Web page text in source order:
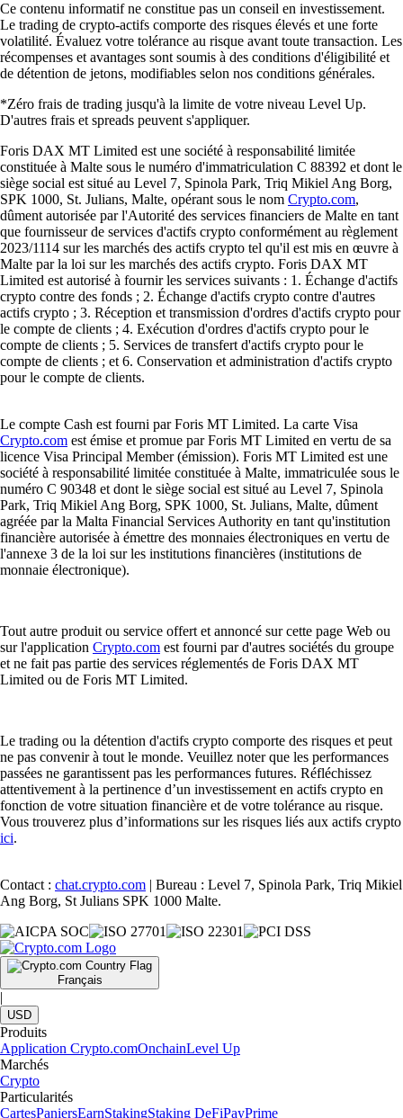
Ce contenu informatif ne constitue pas un conseil en investissement.
Le trading de crypto-actifs comporte des risques élevés et une forte
volatilité. Évaluez votre tolérance au risque avant toute transaction. Les
récompenses et avantages sont soumis à des conditions d'éligibilité et
de détention de jetons, modifiables selon nos conditions générales.
*Zéro frais de trading jusqu'à la limite de votre niveau Level Up.
D'autres frais et spreads peuvent s'appliquer.
Foris DAX MT Limited est une société à responsabilité limitée
constituée à Malte sous le numéro d'immatriculation C 88392 et dont le
siège social est situé au Level 7, Spinola Park, Triq Mikiel Ang Borg,
SPK 1000, St. Julians, Malte, opérant sous le nom Crypto.com,
dûment autorisée par l'Autorité des services financiers de Malte en tant
que fournisseur de services d'actifs crypto conformément au règlement
2023/1114 sur les marchés des actifs crypto tel qu'il est mis en œuvre à
Malte par la loi sur les marchés des actifs crypto. Foris DAX MT
Limited est autorisé à fournir les services suivants : 1. Échange d'actifs
crypto contre des fonds ; 2. Échange d'actifs crypto contre d'autres
actifs crypto ; 3. Réception et transmission d'ordres d'actifs crypto pour
le compte de clients ; 4. Exécution d'ordres d'actifs crypto pour le
compte de clients ; 5. Services de transfert d'actifs crypto pour le
compte de clients ; et 6. Conservation et administration d'actifs crypto
pour le compte de clients.
Le compte Cash est fourni par Foris MT Limited. La carte Visa
Crypto.com est émise et promue par Foris MT Limited en vertu de sa
licence Visa Principal Member (émission). Foris MT Limited est une
société à responsabilité limitée constituée à Malte, immatriculée sous le
numéro C 90348 et dont le siège social est situé au Level 7, Spinola
Park, Triq Mikiel Ang Borg, SPK 1000, St. Julians, Malte, dûment
agréée par la Malta Financial Services Authority en tant qu'institution
financière autorisée à émettre des monnaies électroniques en vertu de
l'annexe 3 de la loi sur les institutions financières (institutions de
monnaie électronique).
Tout autre produit ou service offert et annoncé sur cette page Web ou
sur l'application Crypto.com est fourni par d'autres sociétés du groupe
et ne fait pas partie des services réglementés de Foris DAX MT
Limited ou de Foris MT Limited.
Le trading ou la détention d'actifs crypto comporte des risques et peut
ne pas convenir à tout le monde. Veuillez noter que les performances
passées ne garantissent pas les performances futures. Réfléchissez
attentivement à la pertinence d’un investissement en actifs crypto en
fonction de votre situation financière et de votre tolérance au risque.
Vous trouverez plus d’informations sur les risques liés aux actifs crypto
ici.
Contact : chat.crypto.com | Bureau : Level 7, Spinola Park, Triq Mikiel
Ang Borg, St Julians SPK 1000 Malte.
Français
|
USD
Produits
Application Crypto.comOnchainLevel Up
Marchés
Crypto
Particularités
CartesPaniersEarnStakingStaking DeFiPayPrime